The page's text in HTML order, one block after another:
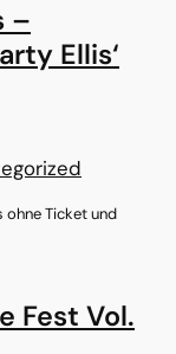
–
Ellis‘
ohne Ticket und
Fest Vol.